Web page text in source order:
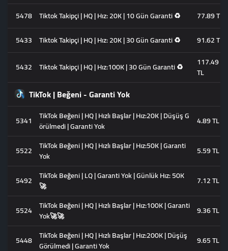
5478 Tiktok Takipçi | HQ | Hız: 20K | 10 Gün Garanti ♻️
77.89 TL
5433 Tiktok Takipçi | HQ | Hız: 20K | 30 Gün Garanti ♻️ 91.62 TL
5432 Tiktok Takipçi | HQ | Hız:100K | 30 Gün Garanti ♻️
117.49
TL
TikTok | Beğeni - Garanti Yok
5341
TikTok Beğeni | HQ | Hızlı Başlar | Hız:20K | Düşüş G
örülmedi | Garanti Yok
4.89 TL
5522 TikTok Beğeni | HQ | Hızlı Başlar | Hız:50K | Garanti
Yok
5.59 TL
5492 TikTok Beğeni | LQ | Garanti Yok | Günlük Hız: 50K
🚀
7.12 TL
5524 TikTok Beğeni | HQ | Hızlı Başlar | Hız:100K | Garanti
Yok🚀🚀
9.36 TL
5448 TikTok Beğeni | HQ | Hızlı Başlar | Hız:200K | Düşüş
Görülmedi | Garanti Yok
9.65 TL